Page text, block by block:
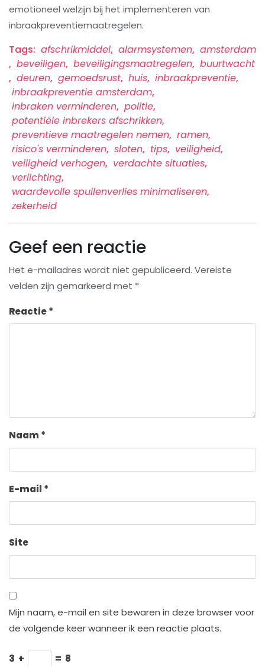
emotioneel welzijn bij het implementeren van
inbraakpreventiemaatregelen.
Tags: afschrikmiddel, alarmsystemen, amsterdam
, beveiligen, beveiligingsmaatregelen, buurtwacht
, deuren, gemoedsrust, huis, inbraakpreventie,
inbraakpreventie amsterdam,
inbraken verminderen, politie,
potentiële inbrekers afschrikken,
preventieve maatregelen nemen, ramen,
risico's verminderen, sloten, tips, veiligheid,
veiligheid verhogen, verdachte situaties,
verlichting,
waardevolle spullenverlies minimaliseren,
zekerheid
Geef een reactie
Het e-mailadres wordt niet gepubliceerd. Vereiste
velden zijn gemarkeerd met *
Reactie*
Naam *
E-mail *
Site
Mijn naam, e-mail en site bewaren in deze browser voor
de volgende keer wanneer ik een reactie plaats.
3 + = 8